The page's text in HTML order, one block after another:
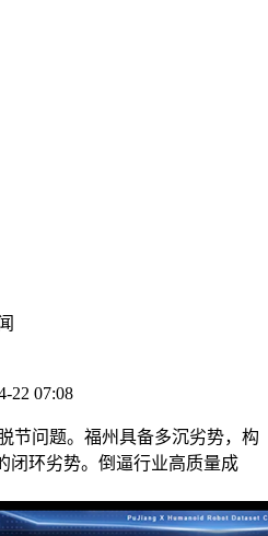
22 07:08
问题。福州具备多沉劣势，构
闭环劣势。倒逼行业高质量成